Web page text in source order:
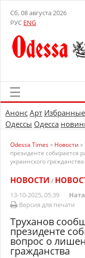
Сб, 08 августа 2026
РУС ENG
Анонс Арт Избранные
Одессы Одесса
Odessa Times» Новости »
президенте собирается
украинского гражданства
НОВОСТИ /
13-10-2025, 05:39
Версия для печати
Труханов
президенте
вопрос о
гражданства